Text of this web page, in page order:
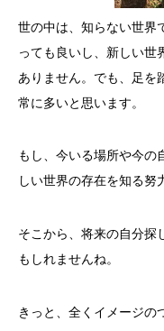
世の中は、知らない世界
っても良いし、新しい世
ありません。でも、足を
常に多いと思います。
もし、今いる場所や今の
しい世界の存在を知る努
そこから、将来の自分探
もしれませんね。
きっと、全くイメージの